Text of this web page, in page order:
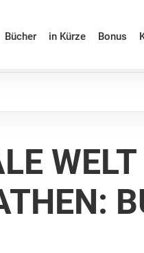
Bücher in Kürze Bonus